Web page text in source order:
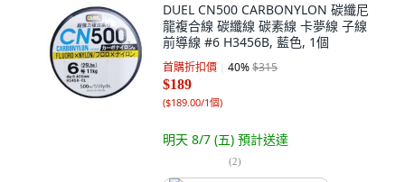
DUEL CN500 CARBONYLON 碳纖尼
龍複合線 碳纖線 碳素線 卡夢線 子線
前導線 #6 H3456B, 藍色, 1個
首購折扣價 40%$315
$189
($189.00/1個)
明天 8/7 (五) 預計送達
(2)